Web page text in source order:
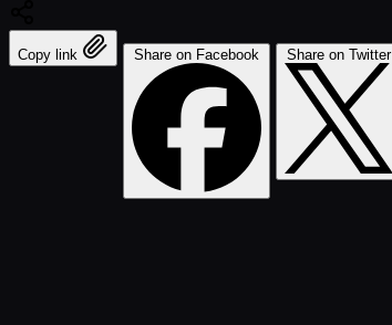
Copy link Share on Facebook Share on Twitter